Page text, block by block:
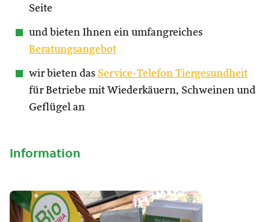
Seite
und bieten Ihnen ein umfangreiches
Beratungsangebot
wir bieten das Service-Telefon Tiergesundheit
für Betriebe mit Wiederkäuern, Schweinen und
Geflügel an
Information